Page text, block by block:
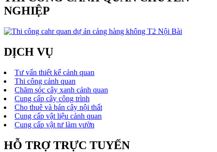
NGHIỆP
DỊCH VỤ
Tư vấn thiết kế cảnh quan
Thi công cảnh quan
Chăm sóc cây xanh cảnh quan
Cung cấp cây công trình
Cho thuê và bán cây nội thất
Cung cấp vật liệu cảnh quan
Cung cấp vật tư làm vườn
HỖ TRỢ TRỰC TUYẾN